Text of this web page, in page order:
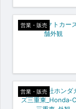
営業・販売
営業・販売